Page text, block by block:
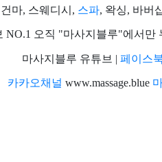
마, 스웨디시, 스파, 왁싱, 바버
NO.1 오직 "마사지블루"에서
마사지블루 유튜브 | 페이스
카카오채널 www.massage.blue